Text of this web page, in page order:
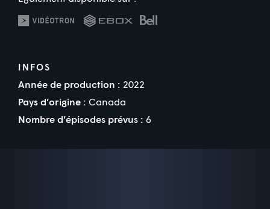
INFOS
Année de production : 2022
Pays d’origine : Canada
Nombre d’épisodes prévus : 6